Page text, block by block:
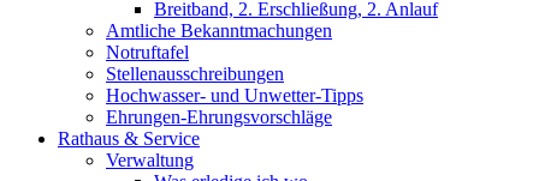
Breitband, 2. Erschließung, 2. Anlauf
Amtliche Bekanntmachungen
Notruftafel
Stellenausschreibungen
Hochwasser- und Unwetter-Tipps
Ehrungen-Ehrungsvorschläge
Rathaus & Service
Verwaltung